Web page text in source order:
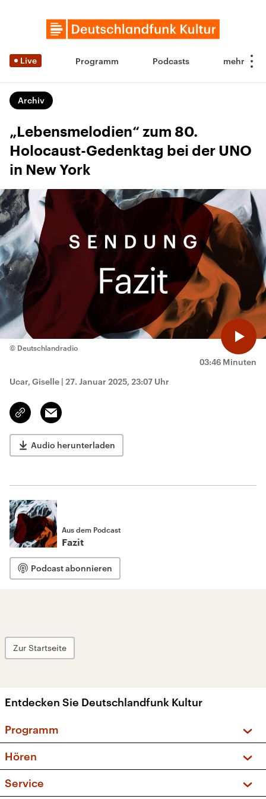
Live Programm Podcasts
Archiv
„Lebensmelodien“ zum 80.
Holocaust-Gedenktag bei der UNO
in New York
03:46 Minuten
© Deutschlandradio
Ucar, Giselle | 27. Januar 2025, 23:07 Uhr
Link
kopieren/teilen
Email
Audio herunterladen
Aus dem Podcast
Fazit
Podcast abonnieren
Zur Startseite
Entdecken Sie Deutschlandfunk Kultur
Programm
Sendungen und Podcasts
Musikliste
Hören
Service